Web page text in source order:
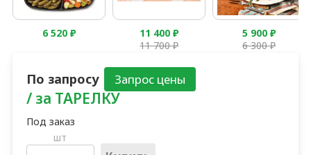
6 520₽ 11 400₽
11 700₽
5 900₽
6 300₽
По запросу
/ за ТАРЕЛКУ
шт